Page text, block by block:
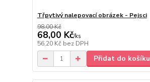
Třpytivý nalepovací obrázek - Pejsci
98,00 Kč
68,00 Kč/ks
56,20 Kč bez DPH
Přidat do košíku